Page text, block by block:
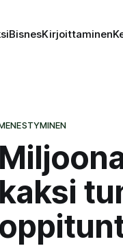
BisnesKirjoittaminen
kaksi